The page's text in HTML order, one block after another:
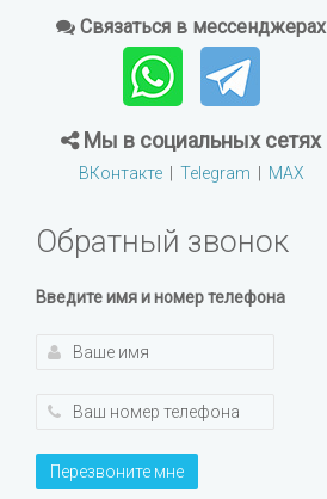
Связаться в мессенджерах
Мы в социальных сетях
ВКонтакте| Telegram | MAX
Обратный звонок
Введите имя и номер телефона
Перезвоните мне